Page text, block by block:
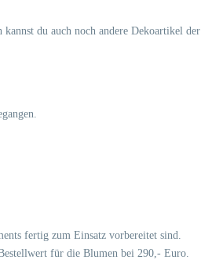
du auch noch andere Dekoartikel der
fertig zum Einsatz vorbereitet sind.
für die Blumen bei 290,- Euro.